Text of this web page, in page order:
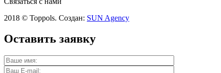
2018 © Toppols. Создан: SUN Agency
Оставить заявку